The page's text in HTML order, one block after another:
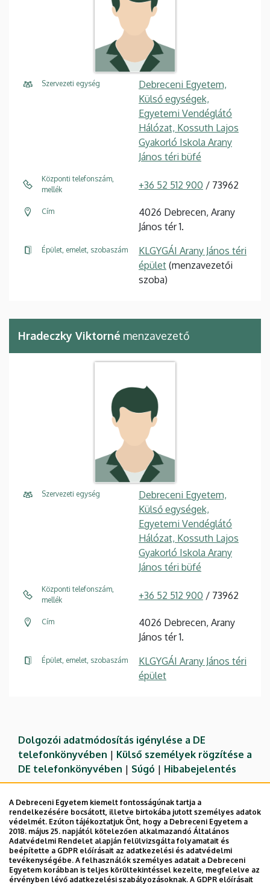
Szervezeti egység
Debreceni Egyetem,
Külső egységek,
Egyetemi Vendéglátó
Hálózat, Kossuth Lajos
Gyakorló Iskola Arany
János téri büfé
Központi telefonszám,
mellék
+36 52 512 900 / 73962
Cím
4026 Debrecen, Arany
János tér 1.
Épület, emelet, szobaszám
KLGYGÁI Arany János téri
épület (menzavezetői
szoba)
Hradeczky Viktorné menzavezető
Szervezeti egység
Debreceni Egyetem,
Külső egységek,
Egyetemi Vendéglátó
Hálózat, Kossuth Lajos
Gyakorló Iskola Arany
János téri büfé
Központi telefonszám,
mellék
+36 52 512 900 / 73962
Cím
4026 Debrecen, Arany
János tér 1.
Épület, emelet, szobaszám
KLGYGÁI Arany János téri
épület
Dolgozói adatmódosítás igénylése a DE
telefonkönyvében | Külső személyek rögzítése a
DE telefonkönyvében | Súgó | Hibabejelentés
A Debreceni Egyetem kiemelt fontosságúnak tartja a
rendelkezésére bocsátott, illetve birtokába jutott személyes adatok
védelmét. Ezúton tájékoztatjuk Önt, hogy a Debreceni Egyetem a
2018. május 25. napjától kötelezően alkalmazandó Általános
Adatvédelmi Rendelet alapján felülvizsgálta folyamatait és
beépítette a GDPR előírásait az adatkezelési és adatvédelmi
tevékenységébe. A felhasználók személyes adatait a Debreceni
Egyetem korábban is teljes körültekintéssel kezelte, megfelelve az
érvényben lévő adatkezelési szabályozásoknak. A GDPR előírásait